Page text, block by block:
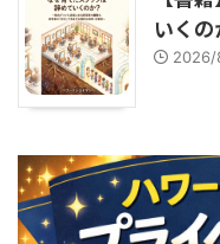
いくの